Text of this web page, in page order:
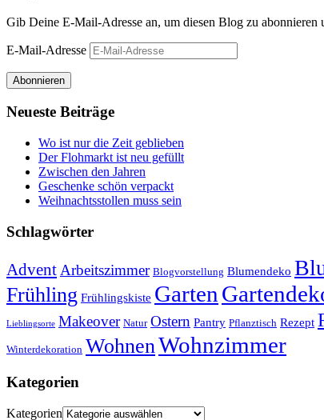
Gib Deine E-Mail-Adresse an, um diesen Blog zu
E-Mail-Adresse
Abonnieren
Neueste Beiträge
Wo ist nur die Zeit geblieben
Der Flohmarkt ist neu gefüllt
Zwischen den Jahren
Geschenke schön verpackt
Weihnachtsstollen muss sein
Schlagwörter
AdventArbeitszimmer Blogvorstellung Blumendeko
Frühling Frühlingskiste Garten
Lieblingsorte Makeover Natur Ostern Pantry Pflanztisch Rezept
Winterdekoration WohnenWohnzimmer
Kategorien
Kategorien